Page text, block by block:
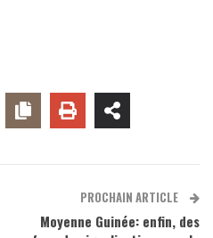
PROCHAIN ARTICLE
Moyenne Guinée: enfin, des